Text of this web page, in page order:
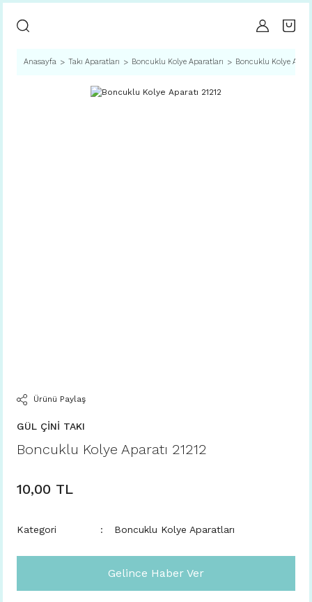
Anasayfa Takı Aparatları Boncuklu Kolye Aparatları Boncuklu Kolye
Ürünü Paylaş
GÜL ÇİNİ TAKI
Boncuklu Kolye Aparatı 21212
10,00 TL
Kategori Boncuklu Kolye Aparatları
Gelince Haber Ver